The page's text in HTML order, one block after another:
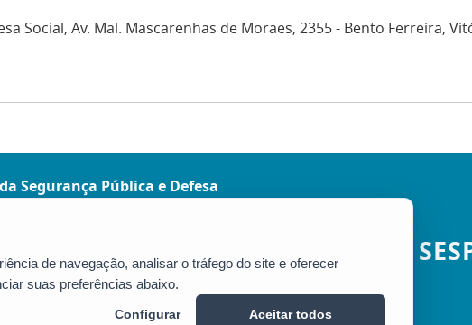
Social, Av. Mal. Mascarenhas de Moraes, 2355 - Bento Ferreira,
Segurança Pública e Defesa
2355 - Bento Ferreira
29050-625 - Vitória / ES
(27) 3636-1500/9924
de navegação, analisar o tráfego do site e oferecer
suas preferências abaixo.
Configurar Aceitar todos